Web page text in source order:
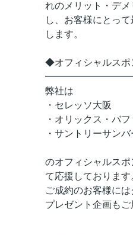
れのメリット・デ
し、お客様にとっ
します。
◆オフィシャルスポ
弊社は
・セレッソ大阪
・オリックス・バ
・サントリーサン
のオフィシャルス
て応援しております
ご成約のお客様に
プレゼント企画もご